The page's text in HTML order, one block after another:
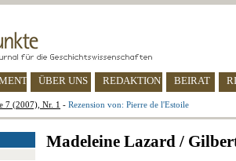
ÜBER UNS REDAKTION BEIRAT
7 (2007), Nr. 1 - Rezension von: Pierre de l'Estoile
Madeleine Lazard /